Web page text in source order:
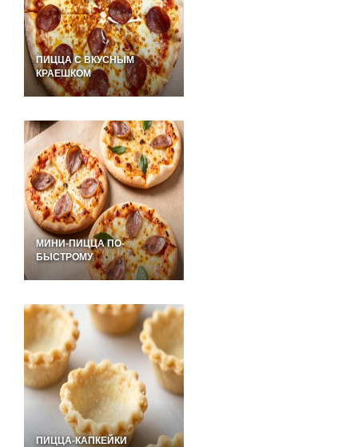
ПИЦЦА С ВКУСНЫМ
КРАЕШКОМ
МИНИ-ПИЦЦА ПО-
БЫСТРОМУ
ПИЦЦА-КАПКЕЙКИ